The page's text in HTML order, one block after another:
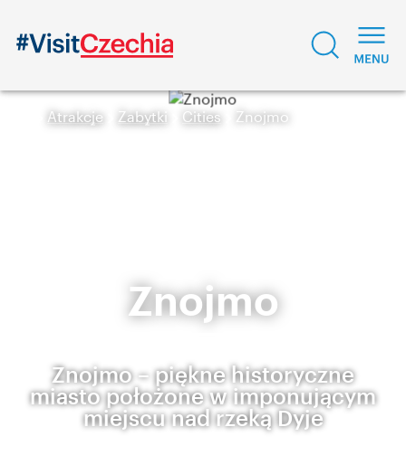
Atrakcje Zabytki Cities Znojmo
Znojmo
Znojmo – piękne historyczne
miasto położone w imponującym
miejscu nad rzeką Dyje